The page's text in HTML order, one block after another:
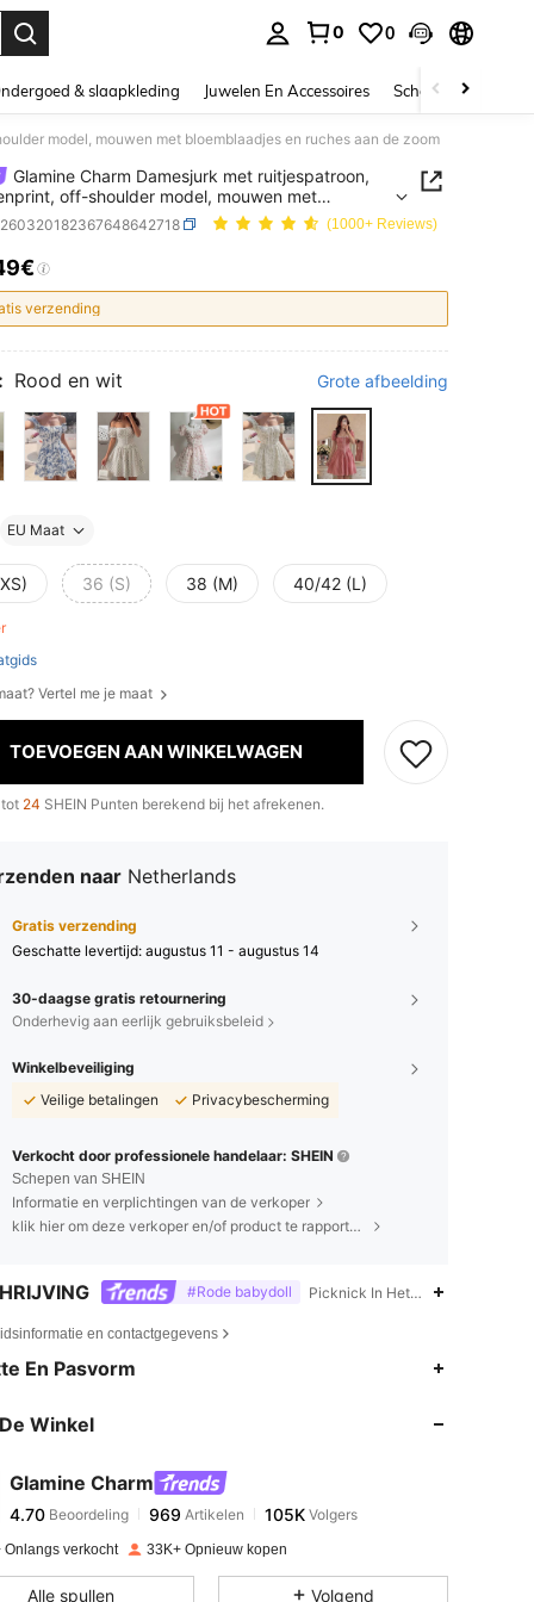
0 0
& slaapkleding Juwelen En Accessoires Schoonheid &
model, mouwen met bloemblaadjes en ruches aan de zoom
Glamine Charm Damesjurk met ruitjespatroon,
off-shoulder model, mouwen met
en ruches aan de zoom
(1000+ Reviews)
AND AVAILABILITY
verzending
Rood en wit Grote afbeelding
EU Maat
36 (S) 38 (M) 40/42 (L)
Vertel me je maat
TOEVOEGEN AAN WINKELWAGEN
24 SHEIN Punten berekend bij het afrekenen.
naar Netherlands
Gratis verzending
Geschatte levertijd: augustus 11 - augustus 14
30-daagse gratis retournering
Onderhevig aan eerlijk gebruiksbeleid
Winkelbeveiliging
Veilige betalingen
Privacybescherming
Verkocht door professionele handelaar: SHEIN
Schepen van SHEIN
Informatie en verplichtingen van de verkoper
klik hier om deze verkoper en/of product te rapporteren.
#Rode babydoll Picknick In Het
en contactgegevens
En Pasvorm
Winkel
Glamine Charm
4.70
4.70 Beoordeling 969Artikelen
l***3betaalde1 dag geleden
Onlangs verkocht 33K+ Opnieuw kopen
Alle spullen Volgend